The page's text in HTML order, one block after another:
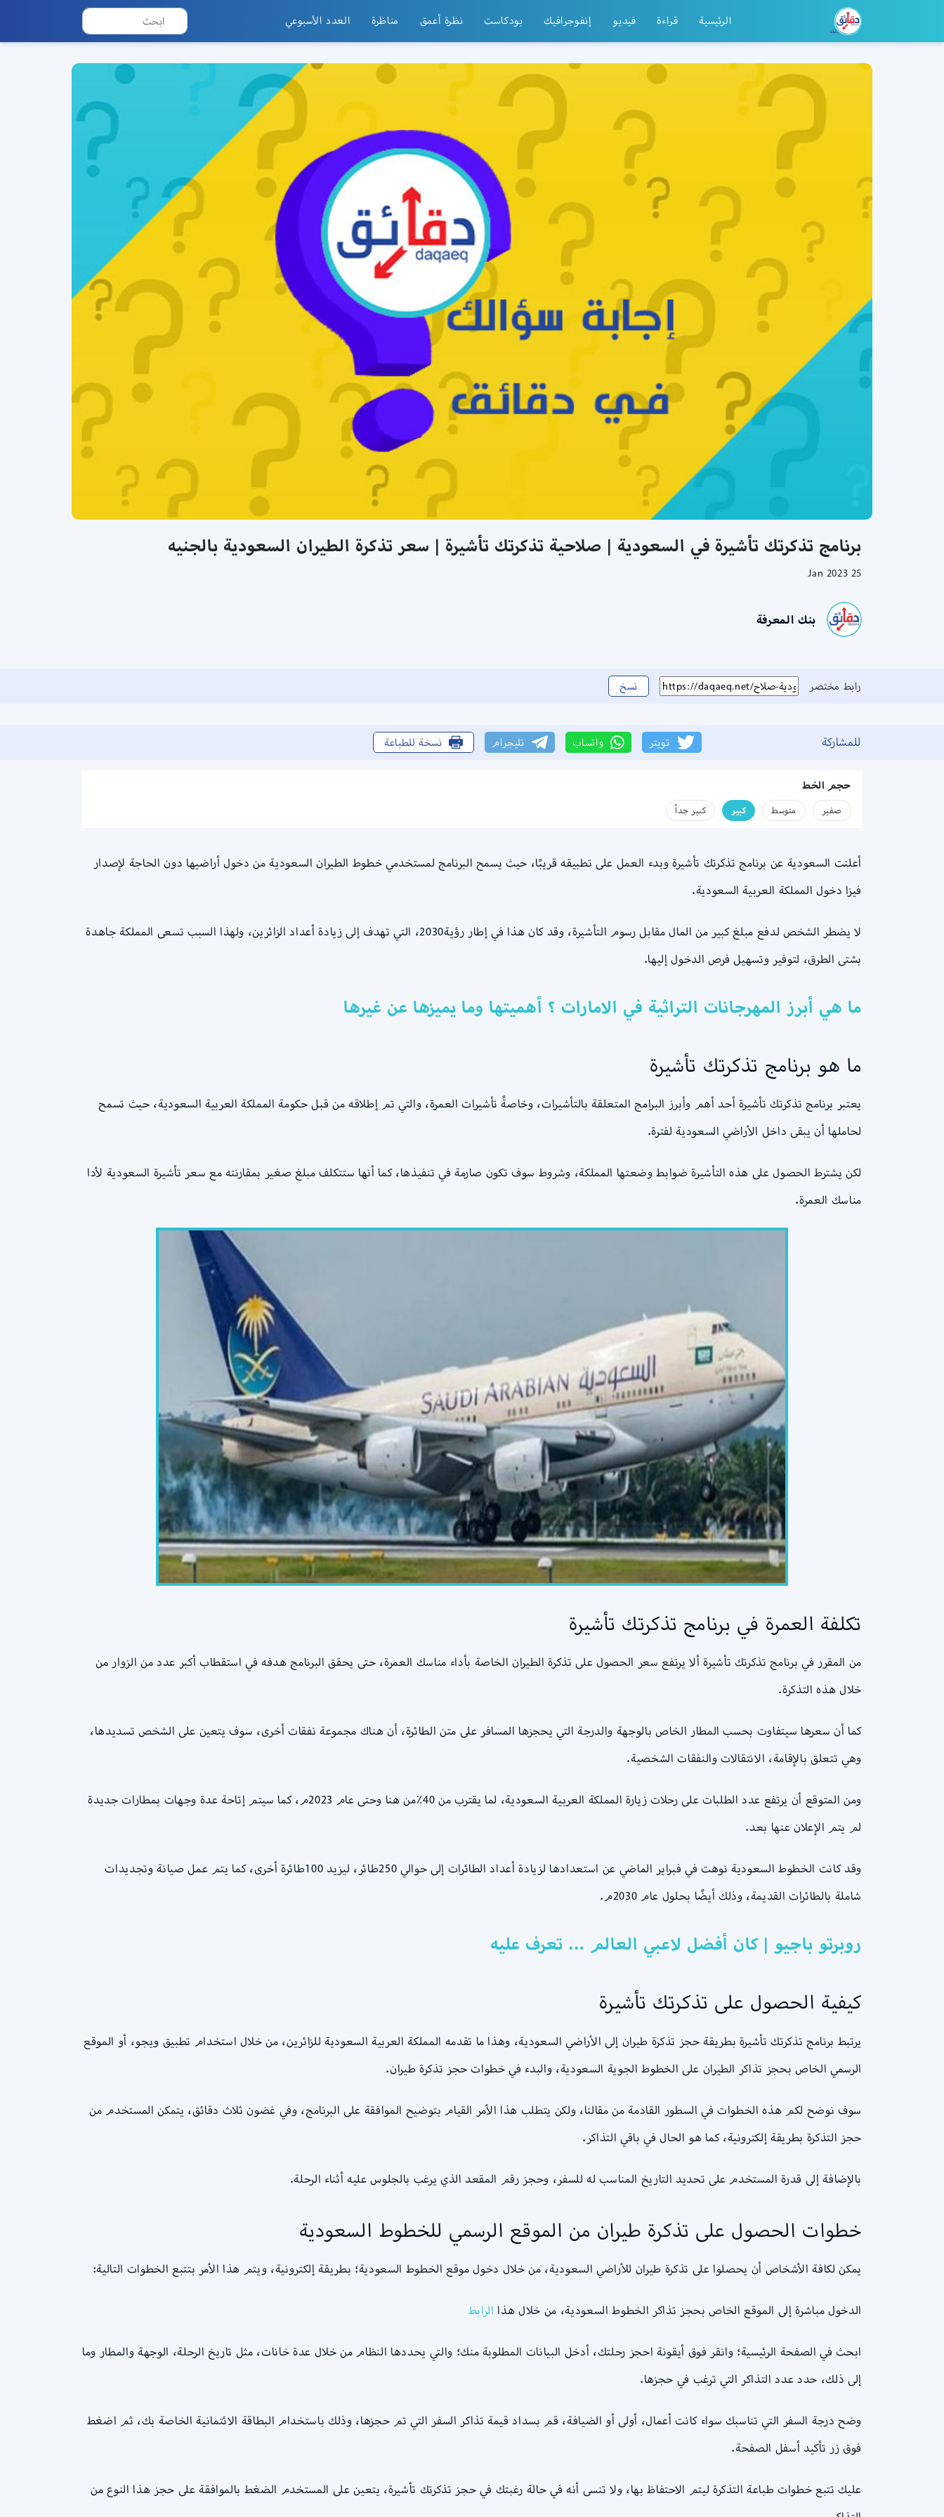
الرئيسية قراءة فيديو إنفوجرافيك بودكاست نظرة أعمق مناظرة العدد الأسبوعي
برنامج تذكرتك تأشيرة في السعودية | صلاحية تذكرتك تأشيرة | سعر تذكرة الطيران السعودية بالجنيه
25 Jan 2023
بنك المعرفة
رابط مختصر نسخ
للمشاركة تويتر واتساب تليجرام نسخة للطباعة
حجم الخط
صفير متوسط كبير كبير جداً
أعلنت السعودية عن برنامج تذكرتك تأشيرة وبدء العمل على تطبيقه قريبًا، حيث يسمح البرنامج لمستخدمي خطوط الطيران السعودية من دخول أراضيها دون الحاجة لإصدار
فيزا دخول المملكة العربية السعودية.
لا يضطر الشخص لدفع مبلغ كبير من المال مقابل رسوم التأشيرة، وقد كان هذا في إطار رؤية2030، التي تهدف إلى زيادة أعداد الزائرين، ولهذا السبب تسعى المملكة جاهدة
بشتى الطرق، لتوفير وتسهيل فرص الدخول إليها.
ما هي أبرز المهرجانات التراثية في الامارات ؟ أهميتها وما يميزها عن غيرها
ما هو برنامج تذكرتك تأشيرة
يعتبر برنامج تذكرتك تأشيرة أحد أهم وأبرز البرامج المتعلقة بالتأشيرات، وخاصةً تأشيرات العمرة، والتي تم إطلاقه من قبل حكومة المملكة العربية السعودية، حيث تسمح
لحاملها أن يبقى داخل الأراضي السعودية لفترة.
لكن يشترط الحصول على هذه التأشيرة ضوابط وضعتها المملكة، وشروط سوف تكون صارمة في تنفيذها، كما أنها ستتكلف مبلغ صغير بمقارنته مع سعر تأشيرة السعودية لأدا
مناسك العمرة.
تكلفة العمرة في برنامج تذكرتك تأشيرة
من المقرر في برنامج تذكرتك تأشيرة ألا يرتفع سعر الحصول على تذكرة الطيران الخاصة بأداء مناسك العمرة، حتى يحقق البرنامج هدفه في استقطاب أكبر عدد من الزوار من
خلال هذه التذكرة.
كما أن سعرها سيتفاوت بحسب المطار الخاص بالوجهة والدرجة التي يحجزها المسافر على متن الطائرة، أن هناك مجموعة نفقات أخرى، سوف يتعين على الشخص تسديدها،
وهي تتعلق بالإقامة، الانتقالات والنفقات الشخصية.
ومن المتوقع أن يرتفع عدد الطلبات على رحلات زيارة المملكة العربية السعودية، لما يقترب من 40٪من هنا وحتى عام 2023م، كما سيتم إتاحة عدة وجهات بمطارات جديدة
لم يتم الإعلان عنها بعد.
وقد كانت الخطوط السعودية نوهت في فبراير الماضي عن استعدادها لزيادة أعداد الطائرات إلى حوالي 250طائر، ليزيد 100طائرة أخرى، كما يتم عمل صيانة وتجديدات
شاملة بالطائرات القديمة، وذلك أيضًا بحلول عام 2030م.
روبرتو باجيو | كان أفضل لاعبي العالم … تعرف عليه
كيفية الحصول على تذكرتك تأشيرة
يرتبط برنامج تذكرتك تأشيرة بطريقة حجز تذكرة طيران إلى الأراضي السعودية، وهذا ما تقدمه المملكة العربية السعودية للزائرين، من خلال استخدام تطبيق ويجو، أو الموقع
الرسمي الخاص بحجز تذاكر الطيران على الخطوط الجوية السعودية، والبدء في خطوات حجز تذكرة طيران.
سوف نوضح لكم هذه الخطوات في السطور القادمة من مقالنا، ولكن يتطلب هذا الأمر القيام بتوضيح الموافقة على البرنامج، وفي غضون ثلاث دقائق، يتمكن المستخدم من
حجز التذكرة بطريقة إلكترونية، كما هو الحال في باقي التذاكر.
بالإضافة إلى قدرة المستخدم على تحديد التاريخ المناسب له للسفر، وحجز رقم المقعد الذي يرغب بالجلوس عليه أثناء الرحلة.
خطوات الحصول على تذكرة طيران من الموقع الرسمي للخطوط السعودية
يمكن لكافة الأشخاص أن يحصلوا على تذكرة طيران للأراضي السعودية، من خلال دخول موقع الخطوط السعودية؛ بطريقة إلكترونية، ويتم هذا الأمر بتتبع الخطوات التالية:
الدخول مباشرة إلى الموقع الخاص بحجز تذاكر الخطوط السعودية، من خلال هذا الرابط
ابحث في الصفحة الرئيسية؛ وانقر فوق أيقونة احجز رحلتك، أدخل البيانات المطلوبة منك؛ والتي يحددها النظام من خلال عدة خانات، مثل تاريخ الرحلة، الوجهة والمطار وما
إلى ذلك، حدد عدد التذاكر التي ترغب في حجزها.
وضح درجة السفر التي تناسبك سواء كانت أعمال، أولى أو الضيافة، قم بسداد قيمة تذاكر السفر التي تم حجزها، وذلك باستخدام البطاقة الائتمانية الخاصة بك، ثم اضغط
فوق زر تأكيد أسفل الصفحة.
عليك تتبع خطوات طباعة التذكرة ليتم الاحتفاظ بها، ولا تنسى أنه في حالة رغبتك في حجز تذكرتك تأشيرة، يتعين على المستخدم الضغط بالموافقة على حجز هذا النوع من